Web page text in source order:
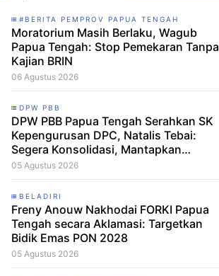
#BERITA PEMPROV PAPUA TENGAH
Moratorium Masih Berlaku, Wagub
Papua Tengah: Stop Pemekaran Tanpa
Kajian BRIN
06 Agustus 2026
DPW PBB
DPW PBB Papua Tengah Serahkan SK
Kepengurusan DPC, Natalis Tebai:
Segera Konsolidasi, Mantapkan
Langkah Verifikasi, untuk 'Maju' 2029
05 Agustus 2026
BELADIRI
Freny Anouw Nakhodai FORKI Papua
Tengah secara Aklamasi: Targetkan
Bidik Emas PON 2028
05 Agustus 2026